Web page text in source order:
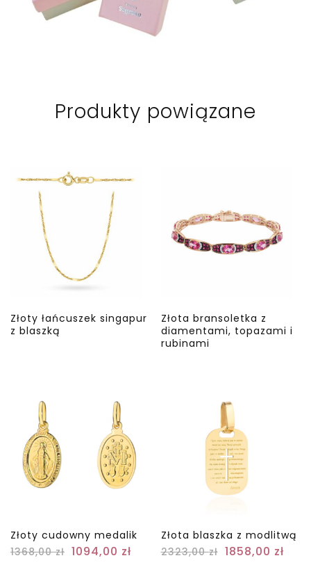
Produkty powiązane
Złoty łańcuszek singapur
z blaszką
Złota bransoletka z
diamentami, topazami i
rubinami
Złoty cudowny medalik
1368,00zł 1094,00 zł
Złota blaszka z modlitwą
2323,00zł 1858,00 zł